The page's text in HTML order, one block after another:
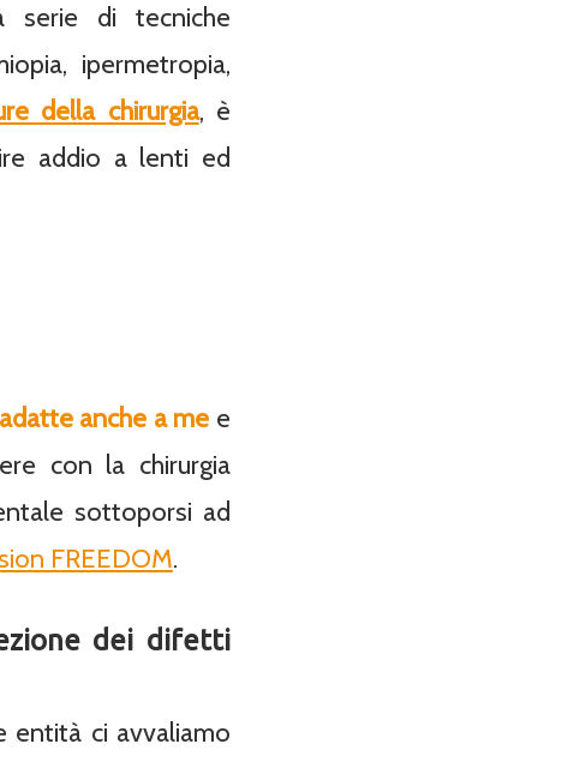
serie di tecniche
ipermetropia,
della chirurgia, è
addio a lenti ed
anche a me e
con la chirurgia
sottoporsi ad
FREEDOM.
dei difetti
entità ci avvaliamo